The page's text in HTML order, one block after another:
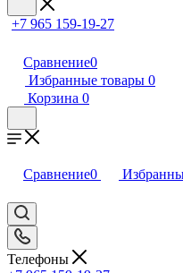
+7 965 159-19-27
Сравнение0
Избранные товары 0
Корзина 0
Сравнение0
Телефоны